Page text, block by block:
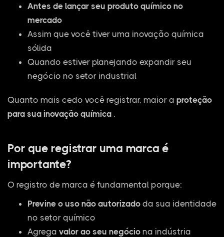
Antes de lançar seu produto químico no
mercado
Assim que você tiver uma inovação química
sólida
Quando estiver planejando expandir seu
negócio no setor industrial
Quanto mais cedo você registrar, maior a proteção
para sua inovação química .
Por que registrar uma marca é
importante?
O registro de marca é fundamental porque:
Previne o uso não autorizado da sua identidade
no setor químico
Agrega valor ao seu negócio na indústria